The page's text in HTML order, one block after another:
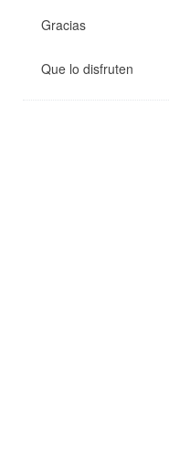
Gracias
Que lo disfruten